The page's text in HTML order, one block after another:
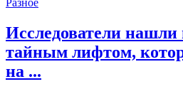
Разное
Исследователи нашли
тайным лифтом,
на ...